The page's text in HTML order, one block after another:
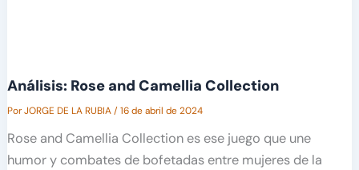
Análisis: Rose and Camellia Collection
PorJORGE DE LA RUBIA/16 de abril de 2024
Rose and Camellia Collection es ese juego que une
humor y combates de bofetadas entre mujeres de la